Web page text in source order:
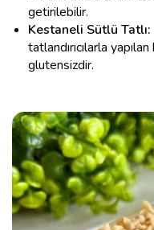
getirilebilir.
Kestaneli Sütlü Tatlı:
tatlandırıcılarla
glutensizdir.